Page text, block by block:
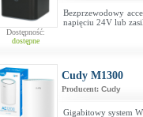
Dostępność:
dostępne
Bezprzewodowy
napięciu 24V lub
Cudy M1300
Producent: Cudy
Gigabitowy system